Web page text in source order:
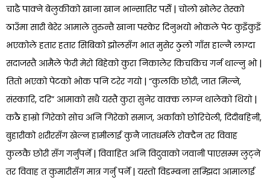
चाढै पाक्ने बेलुकीको खाना खान भान्सातिर पसेँ | चोलो खोलेर तेस्को
ठाउँमा सारी बेरेर आमाले तुरुन्तै खाना पस्केर दिनुभयो भोकले पेट कुइँकुइँ
भएकोले हतार हतार सिबिको झोलसँग भात मुसेर ठुलो गाँस हाल्नै लाग्दा
सदाजस्तै आमैले फेरी मेरो बिहेको कुरा निकालेर किचकिच गर्न थाल्नु भो |
तितो भएको पेटको भोक पनि टरेर गयो | “कुलकि छोरी, जात मिल्ने,
संस्कारि, दरि” आमाको सधै यस्तै कुरा सुनेर वाक्क लाग्न थालेको थियो |
कठै हाम्रो गिरेको सोच अनि गिरेको समाज, अर्काको छोरिचेली, दिदीबहिनी,
बुहारीको शरीरसँग खेल्न हामीलाई कुनै जातधर्मले रोक्दैन तर विवाह
कुलकै छोरी सँग गर्नुपर्ने | विवाहित अनि विदुवाको जवानी पाएसम्म लुट्ने
तर विवाह त कुमारीसँग मात्र गर्नु पर्ने | यस्तो विडम्बना सम्झिदा आमालाई